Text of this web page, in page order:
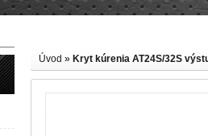
Úvod » Kryt kúrenia AT24S/32S